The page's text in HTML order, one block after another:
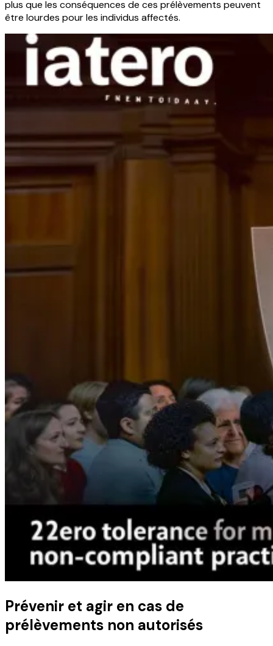
plus que les conséquences de ces prélèvements peuvent
être lourdes pour les individus affectés.
Prévenir et agir en cas de
prélèvements non autorisés